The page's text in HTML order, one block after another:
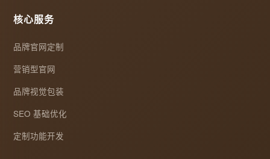
核心服务
品牌官网定制
营销型官网
品牌视觉包装
SEO 基础优化
定制功能开发